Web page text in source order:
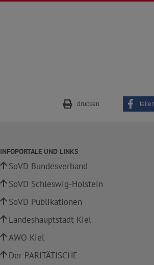
drucken teilen
INFOPORTALE UND LINKS
SoVD Bundesverband
SoVD Schleswig-Holstein
SoVD Publikationen
Landeshauptstadt Kiel
AWO Kiel
Der PARITÄTISCHE